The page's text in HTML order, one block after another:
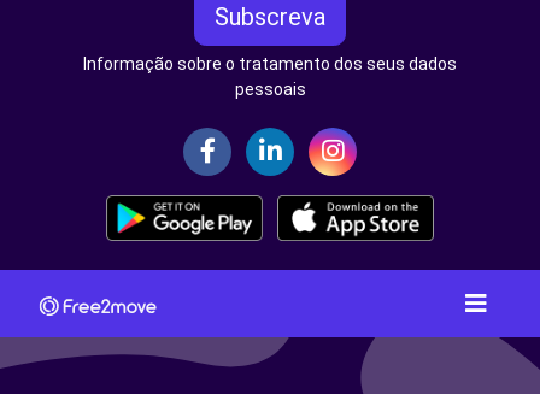
Subscreva
Informação sobre o tratamento dos seus dados
pessoais